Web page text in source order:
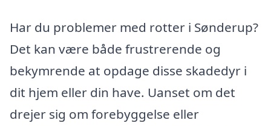
Har du problemer med rotter i Sønderup?
Det kan være både frustrerende og
bekymrende at opdage disse skadedyr i
dit hjem eller din have. Uanset om det
drejer sig om forebyggelse eller